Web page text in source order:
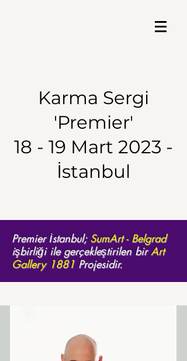
Karma Sergi
'Premier'
18 - 19 Mart 2023 -
İstanbul
Premier İstanbul; SumArt - Belgrad
işbirliği ile gerçekleştirilen birArt
Gallery 1881 Projesidir.